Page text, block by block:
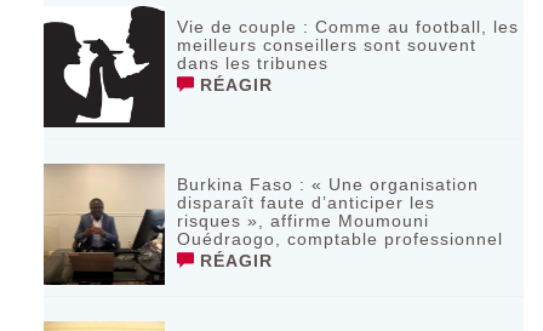
Vie de couple : Comme au football, les
meilleurs conseillers sont souvent
dans les tribunes
RÉAGIR
Burkina Faso : « Une organisation
disparaît faute d’anticiper les
risques », affirme Moumouni
Ouédraogo, comptable professionnel
RÉAGIR